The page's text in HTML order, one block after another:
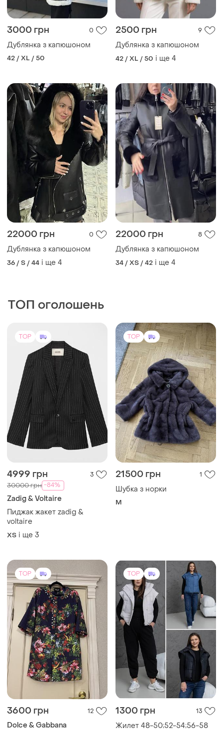
3000 грн 0
Дублянка з капюшоном
42 / XL / 50
2500 грн 9
Дублянка з капюшоном
42 / XL / 50 і ще 4
22000 грн 0
Дублянка з капюшоном
36 / S / 44 і ще 4
22000 грн 8
Дублянка з капюшоном
34 / XS / 42 і ще 4
ТОП оголошень
TOP
4999 грн 3
30000 грн -84%
Zadig & Voltaire
Пиджак жакет zadig &
voltaire
ХS і ще 3
TOP
21500 грн 1
Шубка з норки
M
TOP
3600 грн 12
Dolce & Gabbana
TOP
1300 грн 13
Жилет 48-50;52-54;56-58